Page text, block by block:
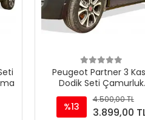
Peugeot Partner 3
Dodik Seti Çamurluk
Koruma Kaplama
%13
4.500,00 TL
3.899,00